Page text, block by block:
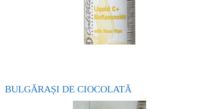
BULGĂRAȘI DE CIOCOLATĂ